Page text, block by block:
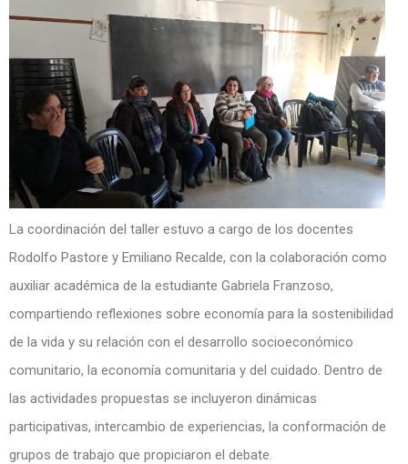
La coordinación del taller estuvo a cargo de los docentes
Rodolfo Pastore y Emiliano Recalde, con la colaboración como
auxiliar académica de la estudiante Gabriela Franzoso,
compartiendo reflexiones sobre economía para la sostenibilidad
de la vida y su relación con el desarrollo socioeconómico
comunitario, la economía comunitaria y del cuidado. Dentro de
las actividades propuestas se incluyeron dinámicas
participativas, intercambio de experiencias, la conformación de
grupos de trabajo que propiciaron el debate.